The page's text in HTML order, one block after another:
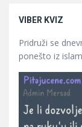
VIBER KVIZ
Pridruži se
ponešto iz